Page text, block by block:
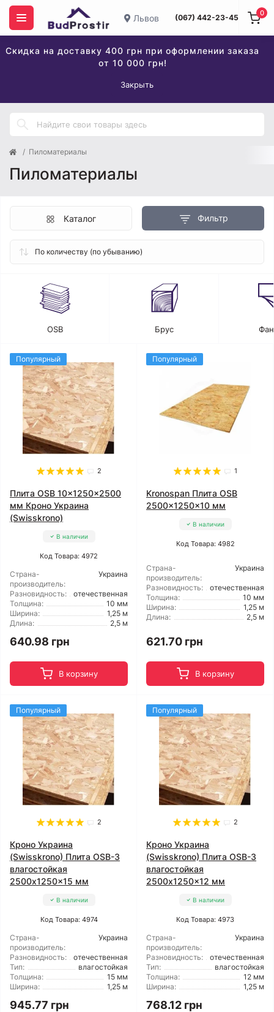
Львов (067) 442-23-45
Скидка на доставку 400 грн при оформлении заказа
от 10 000 грн!
Закрыть
0
Пиломатериалы
Пиломатериалы
Фильтр
Каталог
OSB Брус
Популярный
2
Плита OSB 10x1250x2500
мм Кроно Украина
(Swisskrono)
В наличии
Код Товара: 4972
Страна-
производитель:
Украина
Разновидность:
отечественная
Толщина:
10 мм
Ширина:
1,25 м
Длина:
2,5 м
640.98 грн
В корзину
Популярный
1
Kronospan Плита OSB
2500x1250x10 мм
В наличии
Код Товара: 4982
Страна-
производитель:
Украина
Разновидность:
отечественная
Толщина:
10 мм
Ширина:
1,25 м
Длина:
2,5 м
621.70 грн
В корзину
Популярный
2
Кроно Украина
(Swisskrono) Плита OSB-3
влагостойкая
2500x1250x15 мм
В наличии
Код Товара: 4974
Страна-
производитель:
Украина
Разновидность:
отечественная
Тип:
влагостойкая
Толщина:
15 мм
Ширина:
1,25 м
945.77 грн
Популярный
2
Кроно Украина
(Swisskrono) Плита OSB-3
влагостойкая
2500x1250x12 мм
В наличии
Код Товара: 4973
Страна-
производитель:
Украина
Разновидность:
отечественная
Тип:
влагостойкая
Толщина:
12 мм
Ширина:
1,25 м
768.12 грн